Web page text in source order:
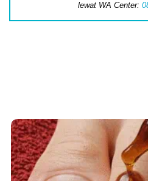
lewat WA Center: